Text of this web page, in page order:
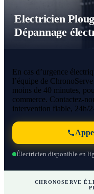
Electricien
Dépannage
En cas d’urgence
l’équipe de
moins de 40 minutes,
commerce. Contactez-
intervention fiable, 24h/
Électricien disponible en
CHRONOSERVE